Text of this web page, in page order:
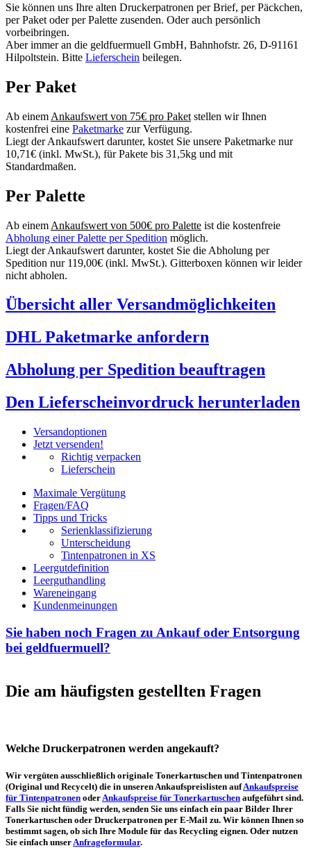
Sie können uns Ihre alten Druckerpatronen per Brief, per Päckchen,
per Paket oder per Palette zusenden. Oder auch persönlich
vorbeibringen.
Aber immer an die geldfuermuell GmbH, Bahnhofstr. 26, D-91161
Hilpoltstein. Bitte Lieferschein beilegen.
Per Paket
Ab einem Ankaufswert von 75€ pro Paket stellen wir Ihnen
kostenfrei eine Paketmarke zur Verfügung.
Liegt der Ankaufswert darunter, kostet Sie unsere Paketmarke nur
10,71€ (inkl. MwSt.), für Pakete bis 31,5kg und mit
Standardmaßen.
Per Palette
Ab einem Ankaufswert von 500€ pro Palette ist die kostenfreie
Abholung einer Palette per Spedition möglich.
Liegt der Ankaufswert darunter, kostet Sie die Abholung per
Spedition nur 119,00€ (inkl. MwSt.). Gitterboxen können wir leider
nicht abholen.
Übersicht aller Versandmöglichkeiten
DHL Paketmarke anfordern
Abholung per Spedition beauftragen
Den Lieferscheinvordruck herunterladen
Versandoptionen
Jetzt versenden!
Richtig verpacken
Lieferschein
Maximale Vergütung
Fragen/FAQ
Tipps und Tricks
Serienklassifizierung
Unterscheidung
Tintenpatronen in XS
Leergutdefinition
Leerguthandling
Wareneingang
Kundenmeinungen
Sie haben noch Fragen zu Ankauf oder Entsorgung
bei geldfuermuell?
Die am häufigsten gestellten Fragen
Welche Druckerpatronen werden angekauft?
Wir vergüten ausschließlich originale Tonerkartuschen und Tintenpatronen
(Original und Recycelt) die in unseren Ankaufspreislisten aufAnkaufspreise
für Tintenpatronen oder Ankaufspreise für Tonerkartuschen aufgeführt sind.
Falls Sie nicht fündig werden, senden Sie uns einfach ein paar Bilder Ihrer
Tonerkartuschen oder Druckerpatronen per E-Mail zu. Wir können Ihnen so
bestimmt sagen, ob sich Ihre Module für das Recycling eignen. Oder nutzen
Sie einfach unser Anfrageformular.